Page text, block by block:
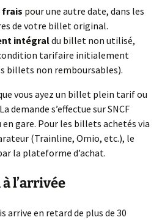
frais pour une autre date, dans les
de votre billet original.
intégraldu billet non utilisé,
tarifaire initialement
billets non remboursables).
vous ayez un billet plein tarif ou
demande s’effectue sur SNCF
gare. Pour les billets achetés via
(Trainline, Omio, etc.), le
la plateforme d’achat.
l’arrivée
arrive en retard de plus de 30